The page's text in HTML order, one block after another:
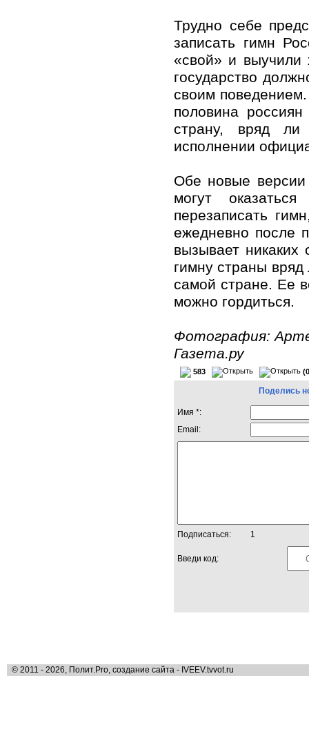
Трудно себе
записать гимн
«свой» и выучили
государство
своим
половина
страну, вряд
исполнении
Обе новые
могут
перезаписать
ежедневно после
вызывает
гимну страны
самой стране. Ее
можно гордиться.
Фотография:
Газета.ру
583
Поделись
Имя *:
Email:
Подписаться: 1
Введи код:
© 2011 - 2026, Полит.Pro, создание сайта - IVEEV.tvvot.ru